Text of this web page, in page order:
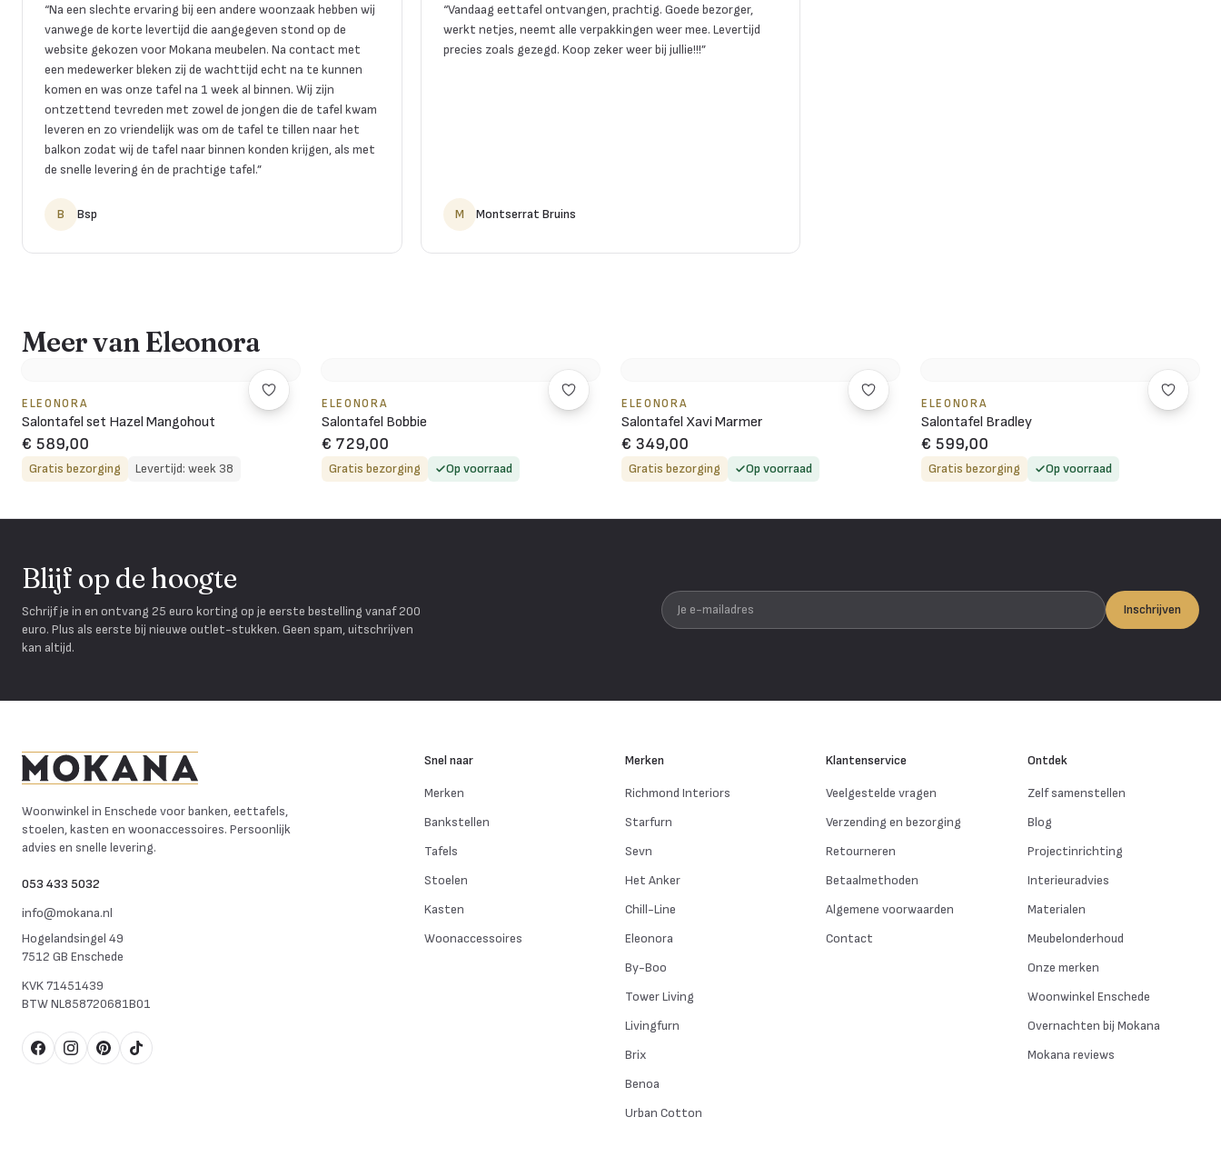
“Na een slechte ervaring bij een andere woonzaak hebben wij
vanwege de korte levertijd die aangegeven stond op de
website gekozen voor Mokana meubelen. Na contact met
een medewerker bleken zij de wachttijd echt na te kunnen
komen en was onze tafel na 1 week al binnen. Wij zijn
ontzettend tevreden met zowel de jongen die de tafel kwam
leveren en zo vriendelijk was om de tafel te tillen naar het
balkon zodat wij de tafel naar binnen konden krijgen, als met
de snelle levering én de prachtige tafel.”
B Bsp
“Vandaag eettafel ontvangen, prachtig. Goede bezorger,
werkt netjes, neemt alle verpakkingen weer mee. Levertijd
precies zoals gezegd. Koop zeker weer bij jullie!!!”
M Montserrat Bruins
Meer van Eleonora
ELEONORA
Salontafel set Hazel Mangohout
€ 589,00
Gratis bezorging Levertijd: week 38
ELEONORA
Salontafel Bobbie
€ 729,00
Gratis bezorging Op voorraad
ELEONORA
Salontafel Xavi Marmer
€ 349,00
Gratis bezorging Op voorraad
ELEONORA
Salontafel Bradley
€ 599,00
Gratis bezorging Op voorraad
Blijf op de hoogte
Schrijf je in en ontvang 25 euro korting op je eerste bestelling vanaf 200
euro. Plus als eerste bij nieuwe outlet-stukken. Geen spam, uitschrijven
kan altijd.
Je e-mailadres
Inschrijven
Woonwinkel in Enschede voor banken, eettafels,
stoelen, kasten en woonaccessoires. Persoonlijk
advies en snelle levering.
053 433 5032
info@mokana.nl
Hogelandsingel 49
7512 GB Enschede
KVK71451439
BTWNL858720681B01
FacebookInstagram
Pinterest
TikTok
Snel naar
Merken
Bankstellen
Tafels
Stoelen
Kasten
Woonaccessoires
Merken
Richmond Interiors
Starfurn
Sevn
Het Anker
Chill-Line
Eleonora
By-Boo
Tower Living
Livingfurn
Brix
Benoa
Urban Cotton
Klantenservice
Veelgestelde vragen
Verzending en bezorging
Retourneren
Betaalmethoden
Algemene voorwaarden
Contact
Ontdek
Zelf samenstellen
Blog
Projectinrichting
Interieuradvies
Materialen
Meubelonderhoud
Onze merken
Woonwinkel Enschede
Overnachten bij Mokana
Mokana reviews